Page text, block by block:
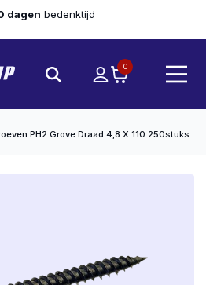
dagen bedenktijd
0
PH2 Grove Draad 4,8 X 110 250stuks